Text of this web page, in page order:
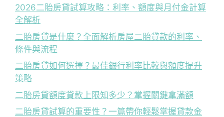
2026二胎房貸試算攻略：利率、額度與月付金計算
全解析
二胎房貸是什麼？全面解析房屋二胎貸款的利率、
條件與流程
二胎房貸如何選擇？最佳銀行利率比較與額度提升
策略
二胎房貸額度貸款上限知多少？掌握關鍵拿滿額
二胎房貸試算的重要性？一篇帶你輕鬆掌握貸款金